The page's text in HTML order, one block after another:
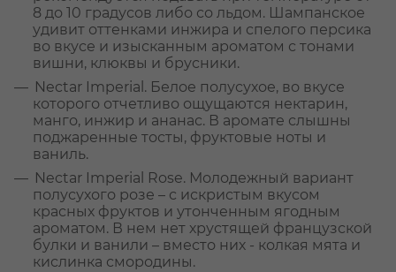
8 до 10 градусов либо со льдом. Шампанское
удивит оттенками инжира и спелого персика
во вкусе и изысканным ароматом с тонами
вишни, клюквы и брусники.
Nectar Imperial. Белое полусухое, во вкусе
которого отчетливо ощущаются нектарин,
манго, инжир и ананас. В аромате слышны
поджаренные тосты, фруктовые ноты и
ваниль.
Nectar Imperial Rose. Молодежный вариант
полусухого розе – с искристым вкусом
красных фруктов и утонченным ягодным
ароматом. В нем нет хрустящей французской
булки и ванили – вместо них - колкая мята и
кислинка смородины.